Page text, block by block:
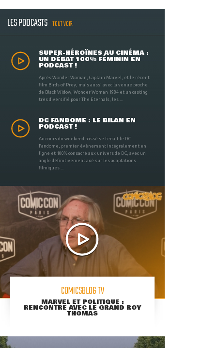
LES PODCASTS TOUT VOIR
SUPER-HÉROÏNES AU CINÉMA :
UN DÉBAT 100% FÉMININ EN
PODCAST !
Après Wonder Woman, Captain Marvel, et le récent
film Birds of Prey, mais aussi avec la venue proche
de Black Widow, Wonder Woman 1984 et un casting
très diversifié pour The Eternals, les ...
DC FANDOME : LE BILAN EN
PODCAST !
Au cours du weekend passé se tenait le DC
Fandome, premier évènement intégralement en
ligne et 100% consacré aux univers de DC, avec un
angle définitivement axé sur les adaptations
filmiques ...
COMICSBLOG TV
MARVEL ET POLITIQUE :
RENCONTRE AVEC LE GRAND ROY
THOMAS